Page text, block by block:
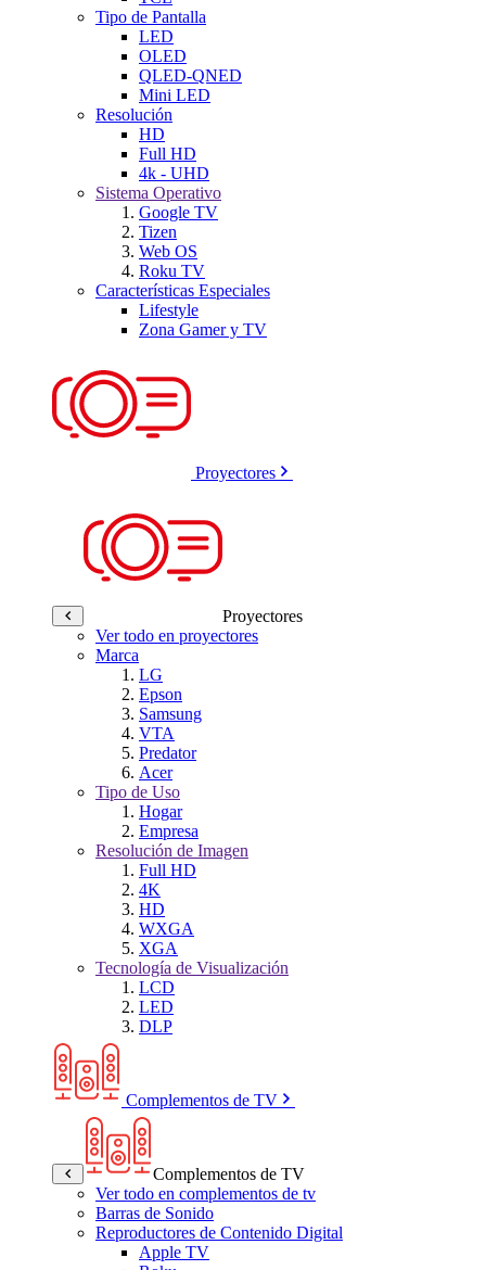
Tipo de Pantalla
LED
OLED
QLED-QNED
Mini LED
Resolución
HD
Full HD
4k - UHD
Sistema Operativo
Google TV
Tizen
Web OS
Roku TV
Características Especiales
Lifestyle
Zona Gamer y TV
Proyectores
Proyectores
Ver todo en proyectores
Marca
LG
Epson
Samsung
VTA
Predator
Acer
Tipo de Uso
Hogar
Empresa
Resolución de Imagen
Full HD
4K
HD
WXGA
XGA
Tecnología de Visualización
LCD
LED
DLP
Complementos de TV
Complementos de TV
Ver todo en complementos de tv
Barras de Sonido
Reproductores de Contenido Digital
Apple TV